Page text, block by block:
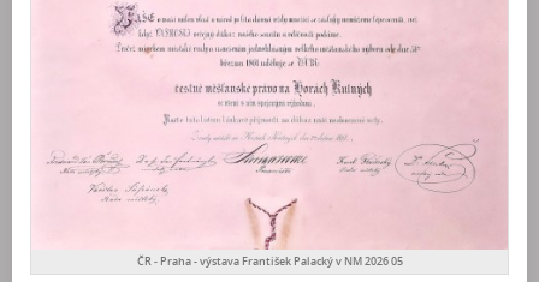
ČR - Praha - výstava František Palacký v NM 2026 05